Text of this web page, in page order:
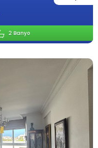
2 Banyo